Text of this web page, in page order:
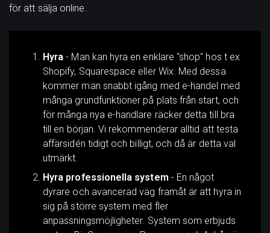
för att sälja online.
Hyra - Man kan hyra en enklare "shop" hos t ex
Shopify, Squarespace eller Wix. Med dessa
kommer man snabbt igång med e-handel med
många grundfunktioner på plats från start, och
för många nya e-handlare räcker detta till bra
till en början. Vi rekommenderar alltid att testa
affärsidén tidigt och billigt, och då är detta val
utmärkt.
Hyra professionella system - En något
dyrare och avancerad väg framåt är att hyra in
sig på större system med fler
anpassningsmöjligheter. System som erbjuds